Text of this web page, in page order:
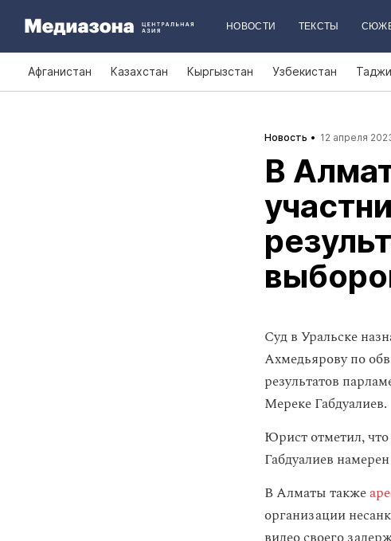
НОВОСТИ ТЕКСТЫ
Афганистан Казахстан Кыргызстан Узбекистан
Новость 12 апреля
В
Суд в Уральске
Ахмедьярову по
результатов
Мереке Габдуалиев.
Юрист отметил,
Габдуалиев
В Алматы также
организации